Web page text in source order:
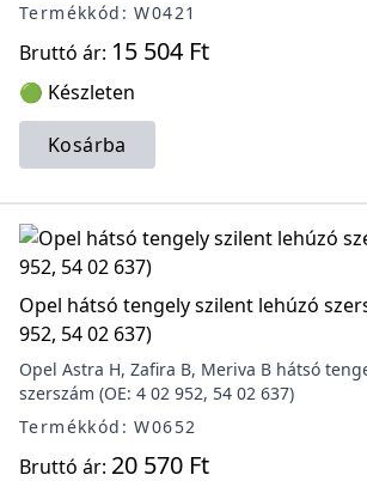
Termékkód: W0421
Bruttó ár: 15 504 Ft
🟢 Készleten
Kosárba
Opel hátsó tengely szilent lehúzó
952, 54 02 637)
Opel Astra H, Zafira B, Meriva B hátsó
szerszám (OE: 4 02 952, 54 02 637)
Termékkód: W0652
Bruttó ár: 20 570 Ft